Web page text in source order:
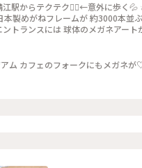
駅からテクテク🚶‍♀️←意外に歩く
製めがねフレームが 約3000本並
ランスには 球体のメガネアート
でした。 𓍯 ここでのMyおみやは
メガネホルダーネックレス的なも
視力検査デザインでした🛍️ #
井県鯖